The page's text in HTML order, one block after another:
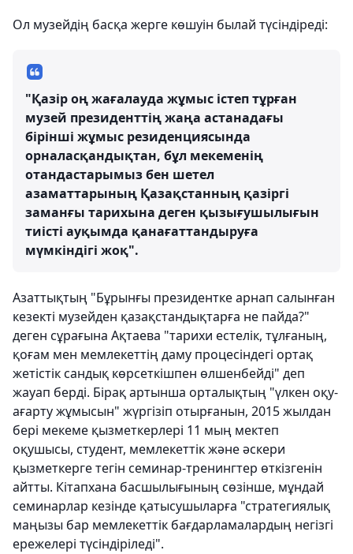
Ол музейдің басқа жерге көшуін былай түсіндіреді:
"Қазір оң жағалауда жұмыс істеп тұрған
музей президенттің жаңа астанадағы
бірінші жұмыс резиденциясында
орналасқандықтан, бұл мекеменің
отандастарымыз бен шетел
азаматтарының Қазақстанның қазіргі
заманғы тарихына деген қызығушылығын
тиісті ауқымда қанағаттандыруға
мүмкіндігі жоқ".
Азаттықтың "Бұрынғы президентке арнап салынған
кезекті музейден қазақстандықтарға не пайда?"
деген сұрағына Ақтаева "тарихи естелік, тұлғаның,
қоғам мен мемлекеттің даму процесіндегі ортақ
жетістік сандық көрсеткішпен өлшенбейді" деп
жауап берді. Бірақ артынша орталықтың "үлкен оқу-
ағарту жұмысын" жүргізіп отырғанын, 2015 жылдан
бері мекеме қызметкерлері 11 мың мектеп
оқушысы, студент, мемлекеттік және әскери
қызметкерге тегін семинар-тренингтер өткізгенін
айтты. Кітапхана басшылығының сөзінше, мұндай
семинарлар кезінде қатысушыларға "стратегиялық
маңызы бар мемлекеттік бағдарламалардың негізгі
ережелері түсіндіріледі".